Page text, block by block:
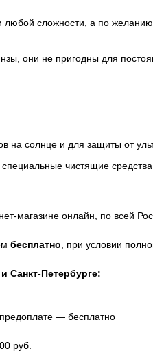
любой сложности, а по
они не пригодны для
на солнце и для защиты от
чистящие
магазине онлайн, по всей
бесплатно , при условии
Санкт-Петербурге:
— бесплатно
руб.